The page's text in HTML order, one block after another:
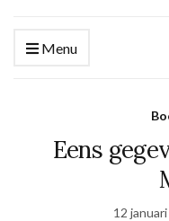
Menu
Eens
12